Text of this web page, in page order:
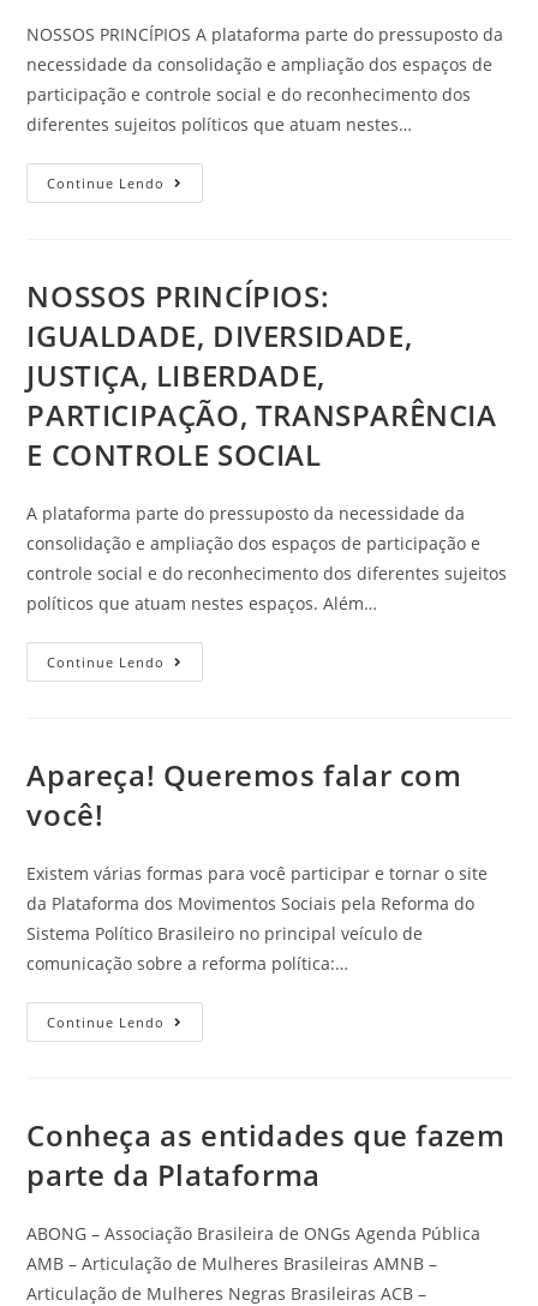
NOSSOS PRINCÍPIOS A plataforma parte do pressuposto da
necessidade da consolidação e ampliação dos espaços de
participação e controle social e do reconhecimento dos
diferentes sujeitos políticos que atuam nestes…
Continue Lendo
NOSSOS PRINCÍPIOS:
IGUALDADE, DIVERSIDADE,
JUSTIÇA, LIBERDADE,
PARTICIPAÇÃO, TRANSPARÊNCIA
E CONTROLE SOCIAL
A plataforma parte do pressuposto da necessidade da
consolidação e ampliação dos espaços de participação e
controle social e do reconhecimento dos diferentes sujeitos
políticos que atuam nestes espaços. Além…
Continue Lendo
Apareça! Queremos falar com
você!
Existem várias formas para você participar e tornar o site
da Plataforma dos Movimentos Sociais pela Reforma do
Sistema Político Brasileiro no principal veículo de
comunicação sobre a reforma política:…
Continue Lendo
Conheça as entidades que fazem
parte da Plataforma
ABONG – Associação Brasileira de ONGs Agenda Pública
AMB – Articulação de Mulheres Brasileiras AMNB –
Articulação de Mulheres Negras Brasileiras ACB –